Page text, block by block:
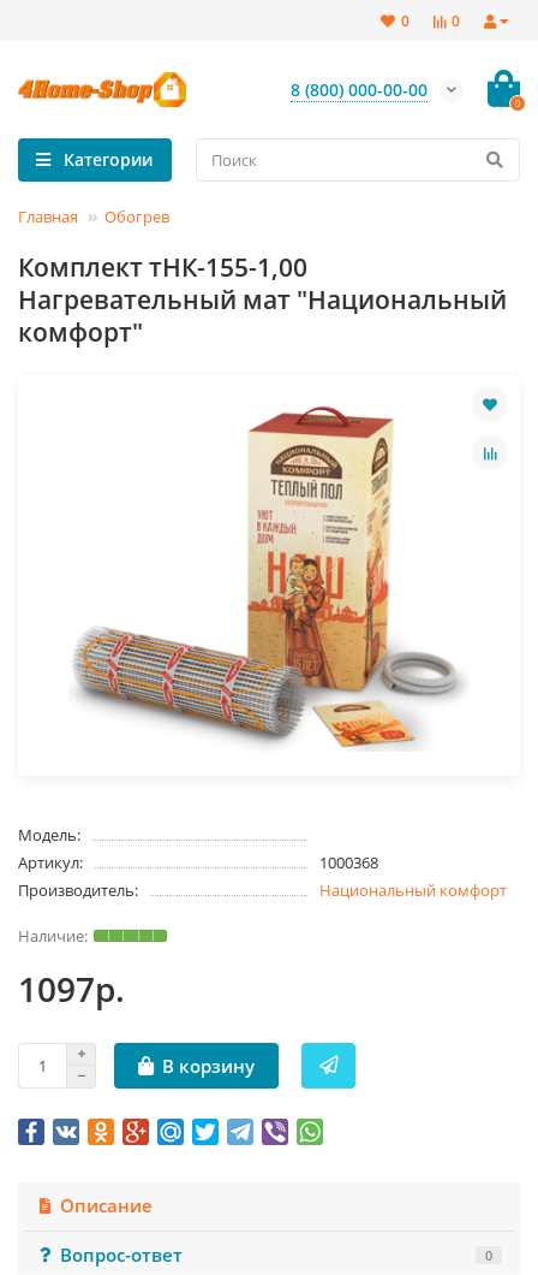
0
0
8 (800) 000-00-00
0
Категории
Главная Обогрев
Комплект тНК-155-1,00
Нагревательный мат "Национальный
комфорт"
Модель:
Артикул:
1000368
Производитель:
Национальный комфорт
1097р.
В корзину
Описание
Вопрос-ответ
0